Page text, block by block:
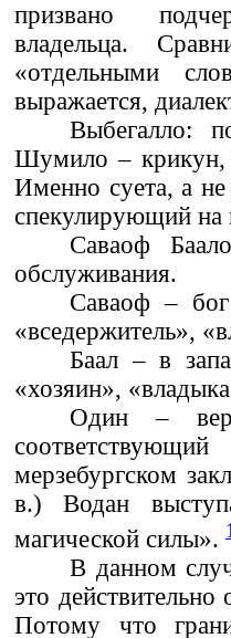
призвано
владельца.
«отдельными
выражается,
Выбегалло:
Шумило – крикун,
Именно суета, а
спекулирующий на
Саваоф
обслуживания.
Саваоф – бог
«вседержитель»,
Баал – в
«хозяин»,
Один –
мерзебургском
в.) Водан
магической силы». 1
В данном
это
Потому что